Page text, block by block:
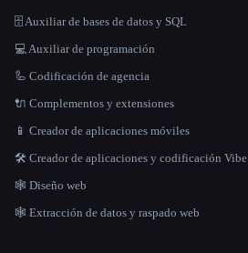
🗄️ Auxiliar de bases de datos y SQL
💻 Auxiliar de programación
🦾 Codificación de agencia
🔌 Complementos y extensiones
📱 Creador de aplicaciones móviles
🛠️ Creador de aplicaciones y codificación Vibe
🕸 Diseño web
🕸️ Extracción de datos y raspado web